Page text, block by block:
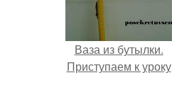
Ваза из бутылки.
Приступаем к уроку